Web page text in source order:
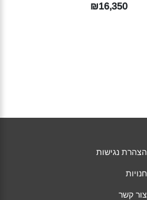
₪16,350
הצהרת נגישות
חנויות
צור קשר